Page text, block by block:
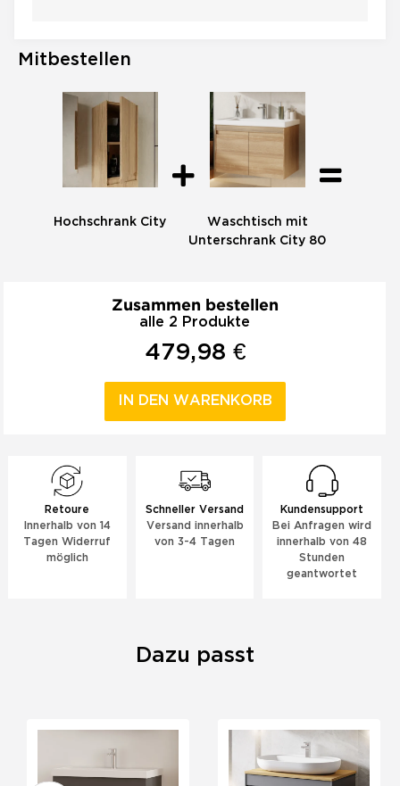
Mitbestellen
Hochschrank City
Waschtisch mit
Unterschrank City 80
Zusammen bestellen
alle 2 Produkte
479,98 €
IN DEN WARENKORB
Retoure
Innerhalb von 14
Tagen Widerruf
möglich
Schneller Versand
Versand innerhalb
von 3-4 Tagen
Kundensupport
Bei Anfragen wird
innerhalb von 48
Stunden
geantwortet
Dazu passt